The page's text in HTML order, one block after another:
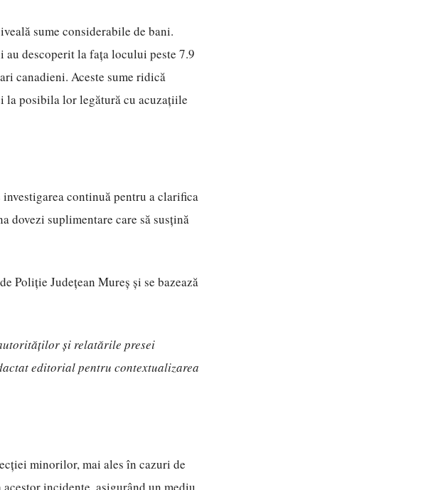
sume considerabile de bani.
descoperit la fața locului peste 7.9
canadieni. Aceste sume ridică
la posibila lor legătură cu acuzațiile
continuă pentru a clarifica
dovezi suplimentare care să susțină
Poliție Județean Mureș și se bazează
și relatările presei
editorial pentru contextualizarea
minorilor, mai ales în cazuri de